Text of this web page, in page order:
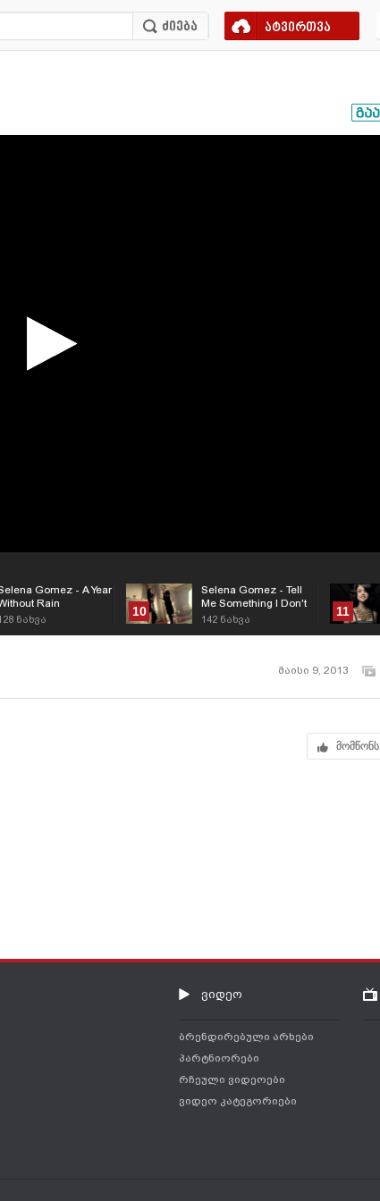
ატვირთვა
Gomez - A Year
Rain
ნახვა
10
Selena Gomez - Tell
Me Something I Don't
Know
142 ნახვა
11
მაისი 9, 2013
მომწონს
ვიდეო
ბრენდირებული არხები
პარტნიორები
რჩეული ვიდეოები
ვიდეო კატეგორიები